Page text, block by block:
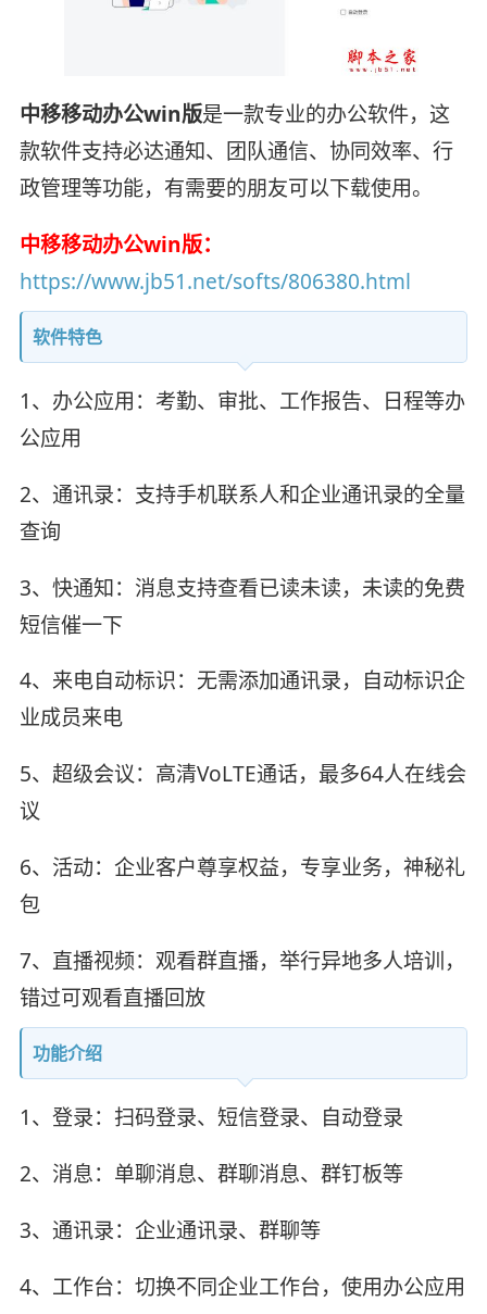
中移移动办公win版是一款专业的办公软件，这
款软件支持必达通知、团队通信、协同效率、行
政管理等功能，有需要的朋友可以下载使用。
中移移动办公win版：
https://www.jb51.net/softs/806380.html
软件特色
1、办公应用：考勤、审批、工作报告、日程等办
公应用
2、通讯录：支持手机联系人和企业通讯录的全量
查询
3、快通知：消息支持查看已读未读，未读的免费
短信催一下
4、来电自动标识：无需添加通讯录，自动标识企
业成员来电
5、超级会议：高清VoLTE通话，最多64人在线会
议
6、活动：企业客户尊享权益，专享业务，神秘礼
包
7、直播视频：观看群直播，举行异地多人培训，
错过可观看直播回放
功能介绍
1、登录：扫码登录、短信登录、自动登录
2、消息：单聊消息、群聊消息、群钉板等
3、通讯录：企业通讯录、群聊等
4、工作台：切换不同企业工作台，使用办公应用